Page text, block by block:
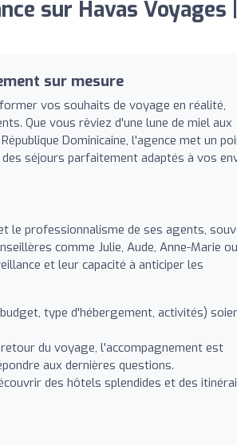
sur Havas Voyages |
sur mesure
vos souhaits de voyage en réalité,
Que vous rêviez d'une lune de miel aux
Dominicaine, l'agence met un
séjours parfaitement adaptés à vos
le professionnalisme de ses agents,
comme Julie, Aude, Anne-Marie ou
et leur capacité à anticiper les
type d'hébergement, activités)
du voyage, l'accompagnement est
aux dernières questions.
des hôtels splendides et des